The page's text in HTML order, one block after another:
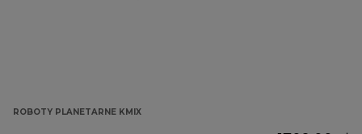
ROBOTY PLANETARNE KMIX